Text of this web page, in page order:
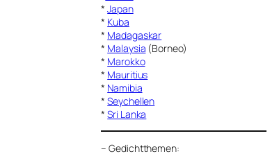
*Japan
* Kuba
* Madagaskar
* Malaysia (Borneo)
* Marokko
* Mauritius
* Namibia
*Seychellen
*Sri Lanka
–Gedichtthemen: